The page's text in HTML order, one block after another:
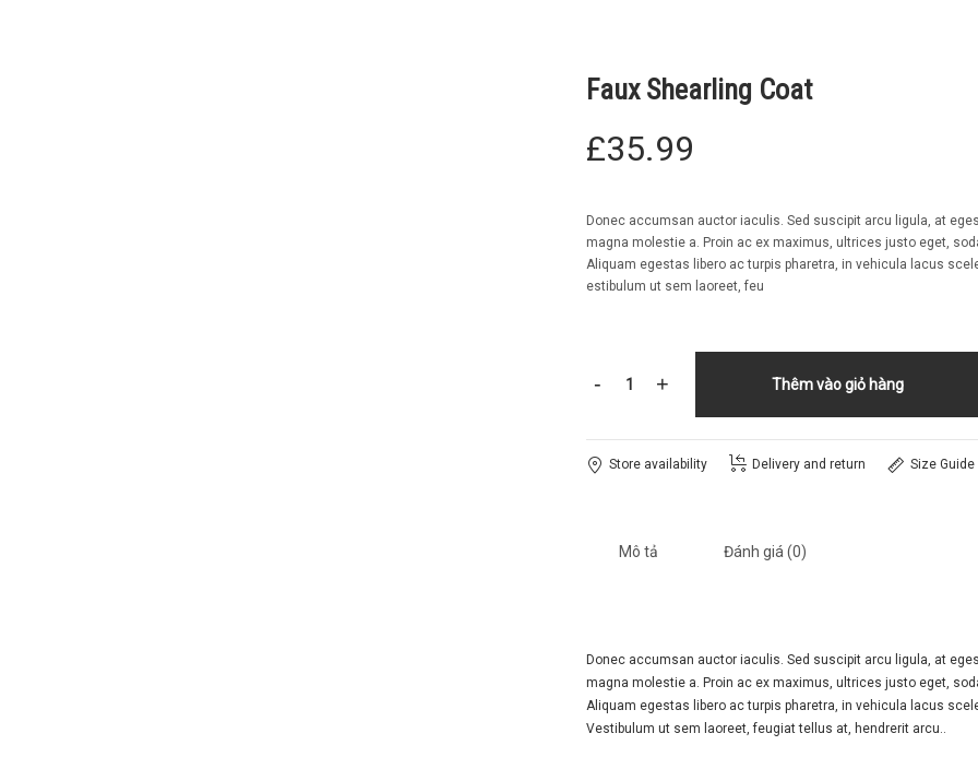
Faux Shearling Coat
£35.99
Donec accumsan auctor iaculis. Sed suscipit arcu ligula, at
magna molestie a. Proin ac ex maximus, ultrices justo eget,
Aliquam egestas libero ac turpis pharetra, in vehicula lacus
estibulum ut sem laoreet, feu
- + Thêm vào giỏ hàng
Store availability Delivery and return Size Guide
Mô tả Đánh giá (0)
Donec accumsan auctor iaculis. Sed suscipit arcu ligula, at
magna molestie a. Proin ac ex maximus, ultrices justo eget,
Aliquam egestas libero ac turpis pharetra, in vehicula lacus
Vestibulum ut sem laoreet, feugiat tellus at, hendrerit arcu..